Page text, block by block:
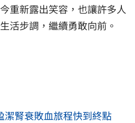
重新露出笑容，也讓許多人
活步調，繼續勇敢向前。
潔腎衰敗血旅程快到終點